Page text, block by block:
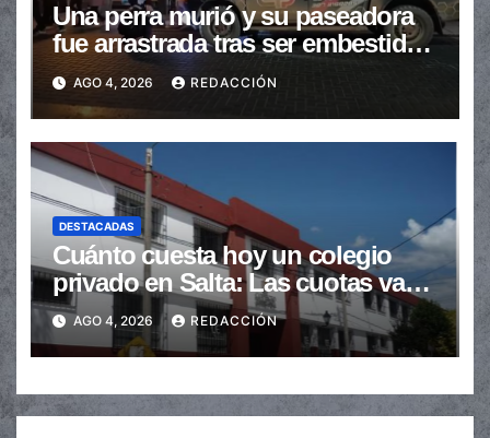
Una perra murió y su paseadora
fue arrastrada tras ser embestidas
en la senda peatonal
AGO 4, 2026 REDACCIÓN
DESTACADAS
Cuánto cuesta hoy un colegio
privado en Salta: Las cuotas van
de $110.000 a más de $600.000
AGO 4, 2026 REDACCIÓN